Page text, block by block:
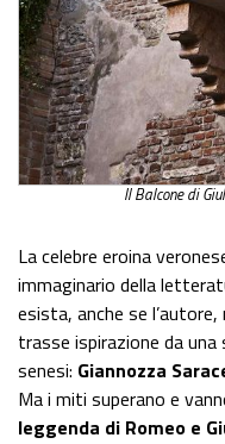
Il Balcone di
La celebre eroina
immaginario della
esista, anche se
trasse ispirazione da
senesi: Giannozza
Ma i miti superano e
leggenda di Romeo e